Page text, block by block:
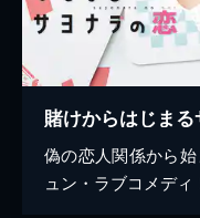
賭けからはじま
偽の恋人関係から
ュン・ラブコメディ